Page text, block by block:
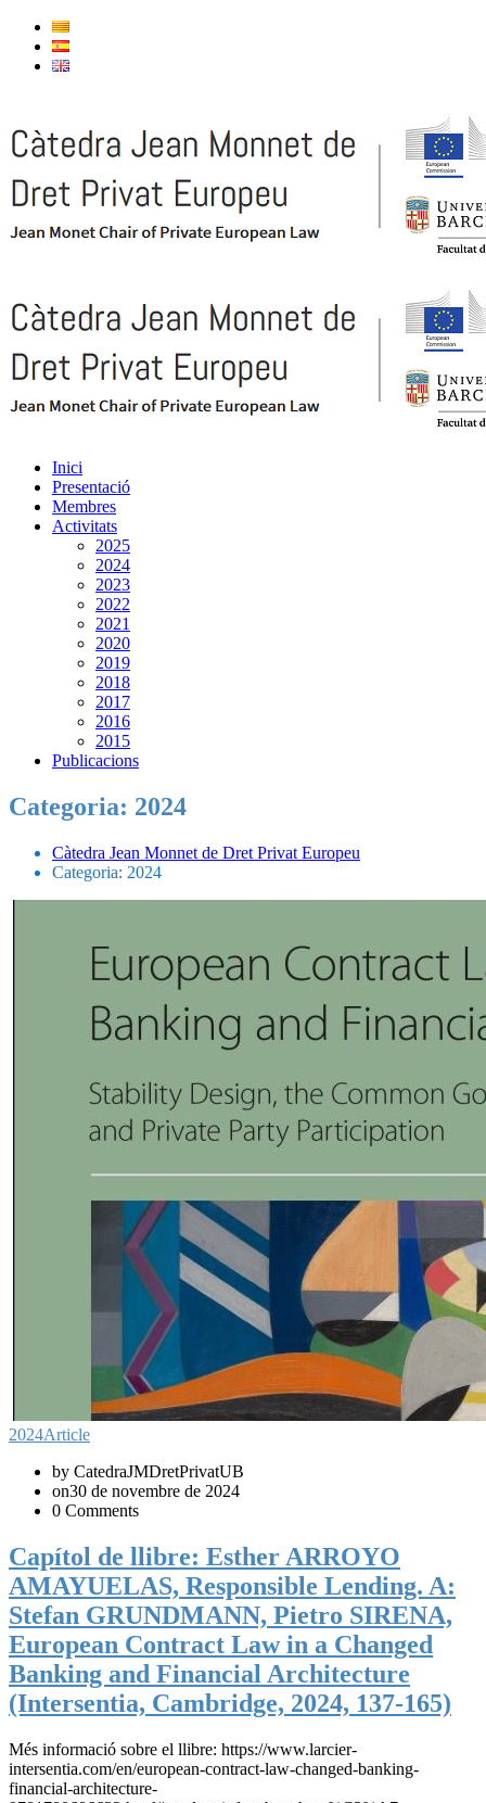
Inici
Presentació
Membres
Activitats
2025
2024
2023
2022
2021
2020
2019
2018
2017
2016
2015
Publicacions
Categoria: 2024
Càtedra Jean Monnet de Dret Privat Europeu
Categoria: 2024
2024Article
by CatedraJMDretPrivatUB
on30 de novembre de 2024
0 Comments
Capítol de llibre: Esther ARROYO
AMAYUELAS, Responsible Lending. A:
Stefan GRUNDMANN, Pietro SIRENA,
European Contract Law in a Changed
Banking and Financial Architecture
(Intersentia, Cambridge, 2024, 137-165)
Més informació sobre el llibre: https://www.larcier-
intersentia.com/en/european-contract-law-changed-banking-
financial-architecture-